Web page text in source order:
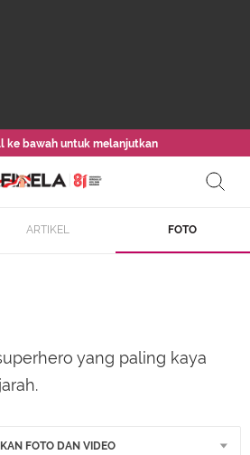
ke bawah untuk melanjutkan
ARTIKEL FOTO
yang paling kaya
FOTO DAN VIDEO